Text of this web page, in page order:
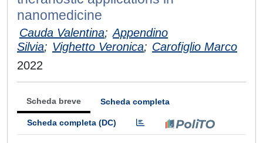
nanomedicine
Cauda Valentina; Appendino
Silvia; Vighetto Veronica; Carofiglio Marco
2022
Scheda breve Scheda completa
Scheda completa (DC)